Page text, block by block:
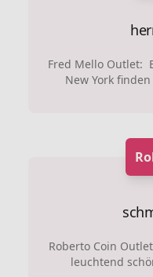
Fred Mello Outlet:
New York
Roberto Coin
leuchtend